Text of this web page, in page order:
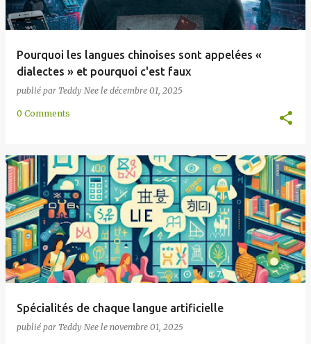
Pourquoi les langues chinoises sont appelées «
dialectes » et pourquoi c'est faux
publié par Teddy Nee le décembre 01, 2025
0 Comments
Spécialités de chaque langue artificielle
publié par Teddy Nee le novembre 01, 2025